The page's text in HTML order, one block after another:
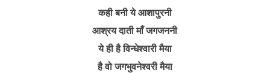
कही बनी ये आशापुरनी
आश्रय दाती माँ जगजननी
ये ही है विन्धेश्वारी मैया
है वो जगभुवनेश्वरी मैया